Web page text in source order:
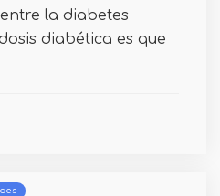
la diabetes
diabética es que